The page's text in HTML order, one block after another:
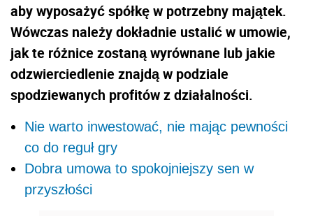
aby wyposażyć spółkę w potrzebny majątek.
Wówczas należy dokładnie ustalić w umowie,
jak te różnice zostaną wyrównane lub jakie
odzwierciedlenie znajdą w podziale
spodziewanych profitów z działalności.
Nie warto inwestować, nie mając pewności
co do reguł gry
Dobra umowa to spokojniejszy sen w
przyszłości